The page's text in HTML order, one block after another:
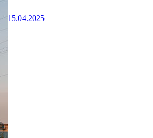
15.04.2025